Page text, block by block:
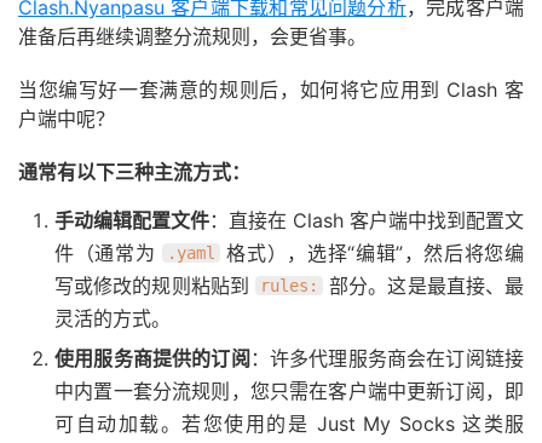
Clash.Nyanpasu 客户端下载和常见问题分析，完成客户端
准备后再继续调整分流规则，会更省事。
当您编写好一套满意的规则后，如何将它应用到 Clash 客
户端中呢？
通常有以下三种主流方式：
手动编辑配置文件：直接在 Clash 客户端中找到配置文
件（通常为
.yaml
格式），选择“编辑”，然后将您编
写或修改的规则粘贴到
rules:
部分。这是最直接、最
灵活的方式。
使用服务商提供的订阅 ：许多代理服务商会在订阅链接
中内置一套分流规则，您只需在客户端中更新订阅，即
可自动加载。若您使用的是 Just My Socks 这类服